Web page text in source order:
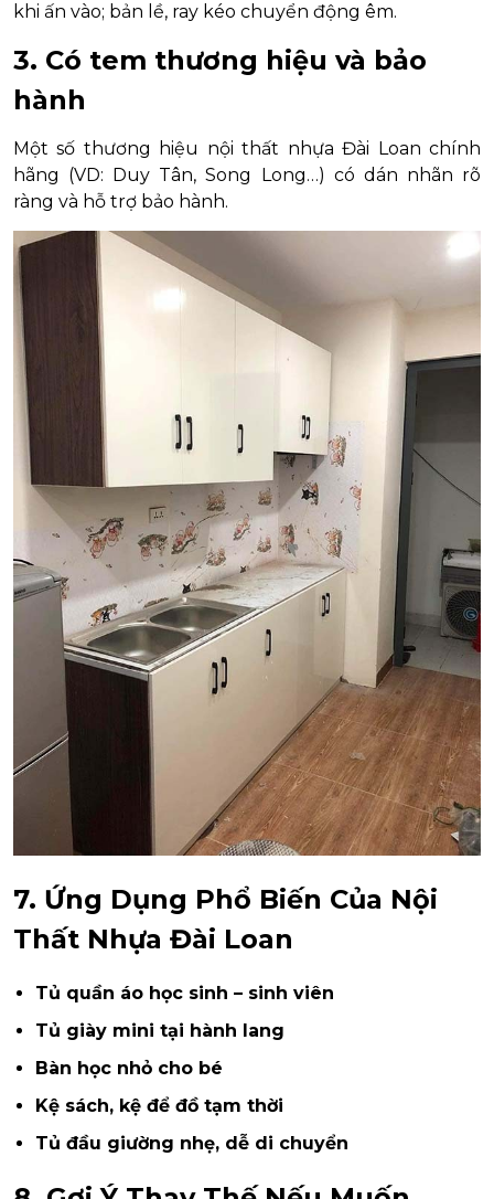
khi ấn vào; bản lề, ray kéo chuyển động êm.
3. Có tem thương hiệu và bảo
hành
Một số thương hiệu nội thất nhựa Đài Loan chính
hãng (VD: Duy Tân, Song Long…) có dán nhãn rõ
ràng và hỗ trợ bảo hành.
7. Ứng Dụng Phổ Biến Của Nội
Thất Nhựa Đài Loan
Tủ quần áo học sinh – sinh viên
Tủ giày mini tại hành lang
Bàn học nhỏ cho bé
Kệ sách, kệ để đồ tạm thời
Tủ đầu giường nhẹ, dễ di chuyển